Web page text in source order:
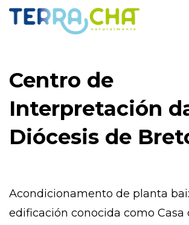
Centro de
Interpretación
Diócesis de
Acondicionamento de planta
edificación conocida como Casa